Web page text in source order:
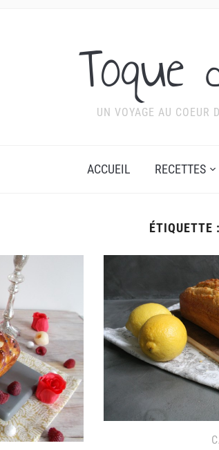
Toque
UN VOYAGE AU COEUR
ACCUEIL RECETTES
ÉTIQUETTE :